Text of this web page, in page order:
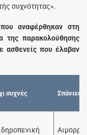
συχνότητας».
αναφέρθηκαν στη
της παρακολούθησης
ασθενείς που έλαβαν
συχνές Σπάνιες